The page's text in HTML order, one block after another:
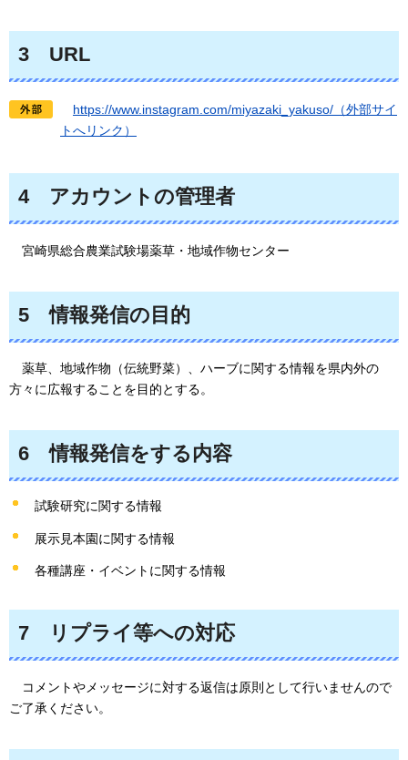
3 URL
https://www.instagram.com/miyazaki_yakuso/（外部サイ
トへリンク）
4 アカウントの管理者
宮崎県総合農業試験場薬草・地域作物センター
5 情報発信の目的
薬草、地域作物（伝統野菜）、ハーブに関する情報を県内外の
方々に広報することを目的とする。
6 情報発信をする内容
試験研究に関する情報
展示見本園に関する情報
各種講座・イベントに関する情報
7 リプライ等への対応
コ メントやメッセージに対する返信は原則として行いませんので
ご了承ください。